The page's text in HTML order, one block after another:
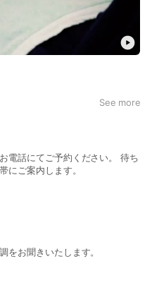
。
ンスを整えながら
て
ススメです。
ちろん、
マッサージなど
す。
See more
電話にてご予約ください。 待ち
にご案内します。
をお聞きいたします。